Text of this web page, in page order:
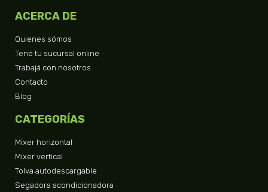
ACERCA DE
Quienes sómos
Tené tu sucursal online
Trabajá con nosotros
Contacto
Blog
CATEGORÍAS
Mixer horizontal
Mixer vertical
Tolva autodescargable
Segadora acondicionadora